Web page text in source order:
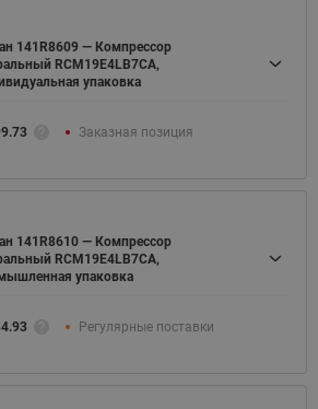
141R8609 — Компрессор
RCM19E4LB7CA,
упаковка
Заказная позиция
141R8610 — Компрессор
RCM19E4LB7CA,
упаковка
Регулярные поставки